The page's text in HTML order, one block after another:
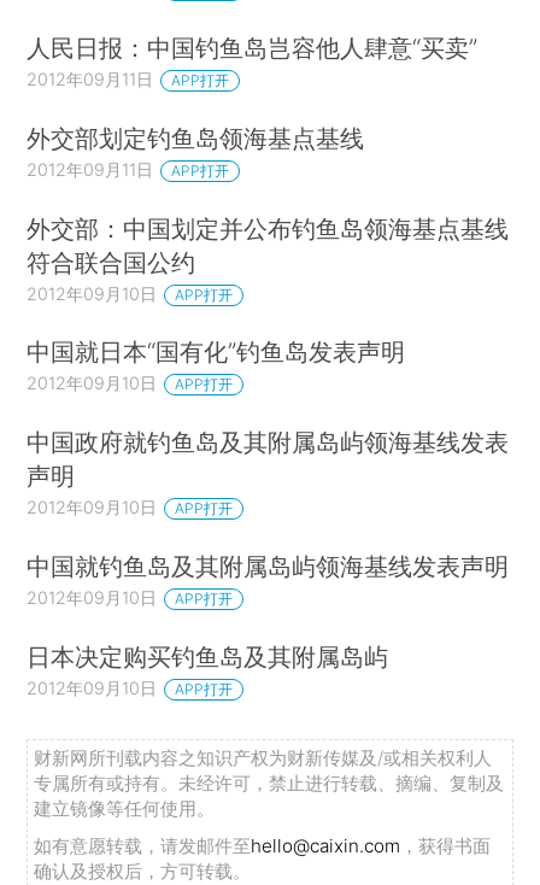
人民日报：中国钓鱼岛岂容他人肆意“买卖”
2012年09月11日 APP打开
外交部划定钓鱼岛领海基点基线
2012年09月11日 APP打开
外交部：中国划定并公布钓鱼岛领海基点基线
符合联合国公约
2012年09月10日 APP打开
中国就日本“国有化”钓鱼岛发表声明
2012年09月10日 APP打开
中国政府就钓鱼岛及其附属岛屿领海基线发表
声明
2012年09月10日 APP打开
中国就钓鱼岛及其附属岛屿领海基线发表声明
2012年09月10日 APP打开
日本决定购买钓鱼岛及其附属岛屿
2012年09月10日 APP打开
财新网所刊载内容之知识产权为财新传媒及/或相关权利人
专属所有或持有。未经许可，禁止进行转载、摘编、复制及
建立镜像等任何使用。
如有意愿转载，请发邮件至hello@caixin.com ，获得书面
确认及授权后，方可转载。